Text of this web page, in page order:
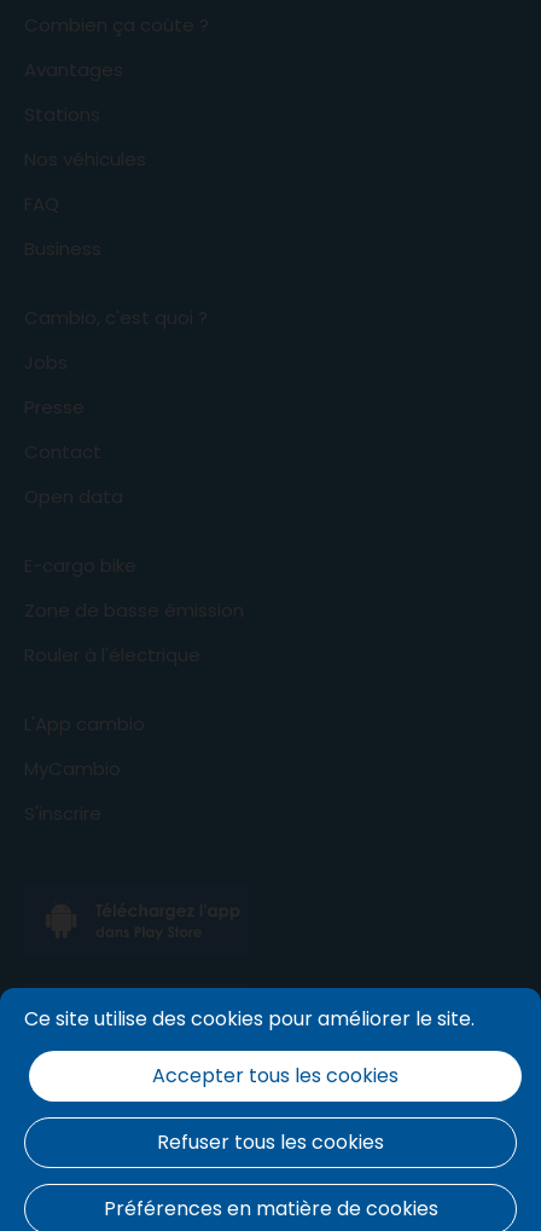
Combien ça coûte ?
Avantages
Stations
Nos véhicules
FAQ
Business
Cambio, c'est quoi ?
Jobs
Presse
Contact
Open data
E-cargo bike
Zone de basse émission
Rouler à l'électrique
L'App cambio
MyCambio
S'inscrire
Ce site utilise des cookies pour améliorer le site.
Préférences en matière de cookies
Refuser tous les cookies
Accepter tous les cookies
Conditions générales.politique de cookies.Politique
de confidentialité.